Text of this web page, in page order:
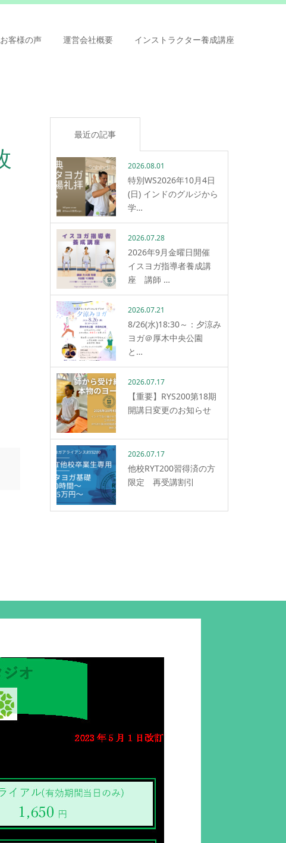
お客様の声 運営会社概要 インストラクター養成講座
最近の記事
2026.08.01
特別WS2026年10月4日
(日) インドのグルジから
学…
2026.07.28
2026年9月金曜日開催
イスヨガ指導者養成講
座 講師 …
2026.07.21
8/26(水)18:30～：夕涼み
ヨガ＠厚木中央公園
と…
2026.07.17
【重要】RYS200第18期
開講日変更のお知らせ
2026.07.17
他校RYT200習得済の方
限定 再受講割引